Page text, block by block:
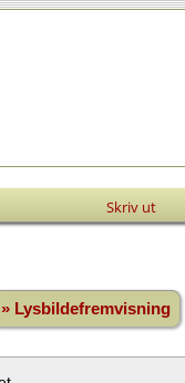
Skriv ut
» Lysbildefremvisning